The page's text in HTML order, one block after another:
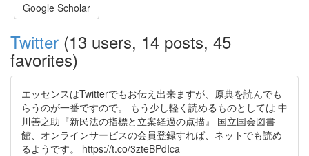
Google Scholar
Twitter (13 users, 14 posts, 45
favorites)
エッセンスはTwitterでもお伝え出来ますが、原典を読んでも
らうのが一番ですので。 もう少し軽く読めるものとしては 中
川善之助『新民法の指標と立案経過の点描』 国立国会図書
館、オンラインサービスの会員登録すれば、ネットでも読め
るようです。 https://t.co/3zteBPdIca